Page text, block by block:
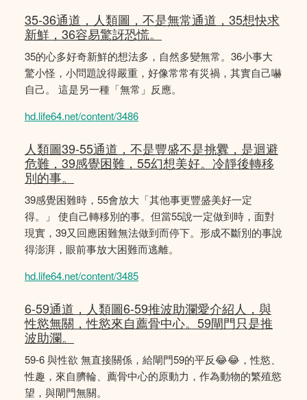
35-36通道，人類圖，不是無常通道，35想快求
新鮮，36容易驚訝恐慌。
35的心多好奇新鮮的想法多，自然多變無常。36小事大
驚小怪，小問題說得嚴重，好像常常有災禍，其實自己嚇
自己。 這是另一種「無常」反應。
hd.life64.net/content/3486
人類圖39-55通道，不是豐盛不是挑釁，是迴避
危難，39感覺困難，55幻想美好。冷靜後轉移
別的事。
39感覺困難時，55會放大「其他事更豐盛美好一定
得。」 使自己轉移別的事。但當55說一定做到時，面對
現實，39又回應困難無法做到而停下。形成不斷別的事說
得澎湃，眼前事放大困難而逃離。
hd.life64.net/content/3485
6-59通道，人類圖6-59推波助瀾愛介紹人，與
性慾無關，性慾來自薦骨中心。59閘門只是推
波助瀾。
59-6 與性欲 無直接關係，給閘門59的平反😂😂，性慾、
性趣，來自臍輪、薦骨中心的原動力，作為動物的繁殖慾
望，與閘門無關。